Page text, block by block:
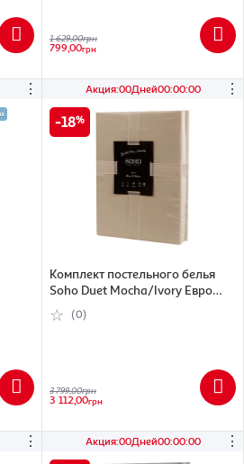
1 629,00грн
799,00грн
⋮
Акция:00Дней00:00:00
⋮
18
Комплект постельного белья
Soho Duet Mocha/Ivory Евро
200x230 см (7152612)
(0)
3 799,00грн
3 112,00грн
⋮
Акция:00Дней00:00:00
⋮